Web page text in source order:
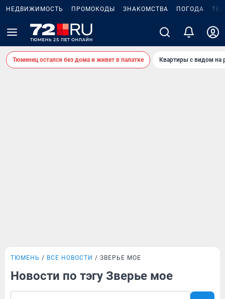
НЕДВИЖИМОСТЬ ПРОМОКОДЫ ЗНАКОМСТВА ПОГОДА
Тюменец остался без дома и живет в палатке Квартиры с видом на
ТЮМЕНЬ ВСЕ НОВОСТИ ЗВЕРЬЕ МОЕ
Новости по тэгу Зверье мое